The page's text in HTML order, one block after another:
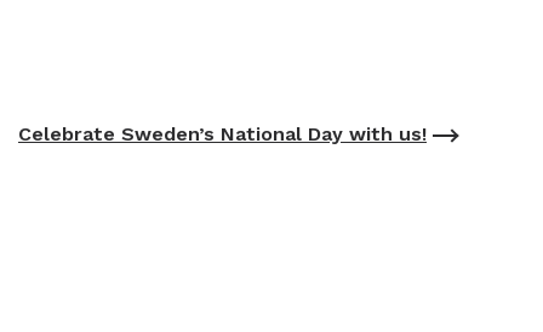
Celebrate Sweden’s National Day with us!